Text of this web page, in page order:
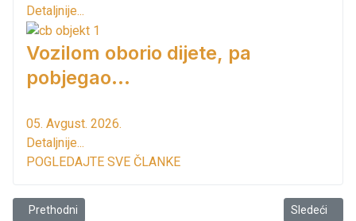
Detaljnije...
Vozilom oborio dijete, pa
pobjegao...
05. Avgust. 2026.
Detaljnije...
POGLEDAJTE SVE ČLANKE
Prethodni članak: Obavještenje Komunalnih djelatnosti
Prethodni Sledeći
Sledeći